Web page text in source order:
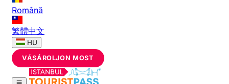
Română
繁體中文
HU
VÁSÁROLJON MOST